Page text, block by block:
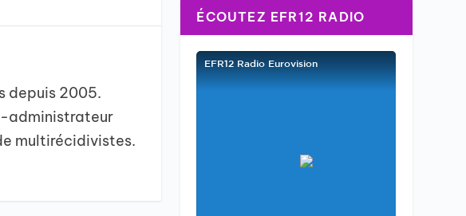
depuis 2005.
administrateur
multirécidivistes.
ÉCOUTEZ EFR12 RADIO